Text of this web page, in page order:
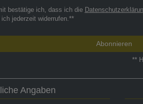
bestätige ich, dass ich die
ich jederzeit widerrufen.**
Abonnieren
**
Angaben